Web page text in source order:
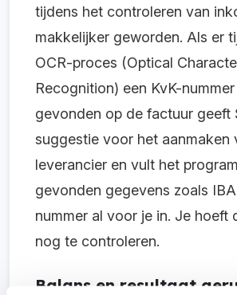
tijdens het controleren van
makkelijker geworden. Als er
OCR-proces (Optical
Recognition) een KvK-
gevonden op de factuur geeft
suggestie voor het aanmaken
leverancier en vult het
gevonden gegevens zoals
nummer al voor je in. Je hoeft
nog te controleren.
Balans en resultaat